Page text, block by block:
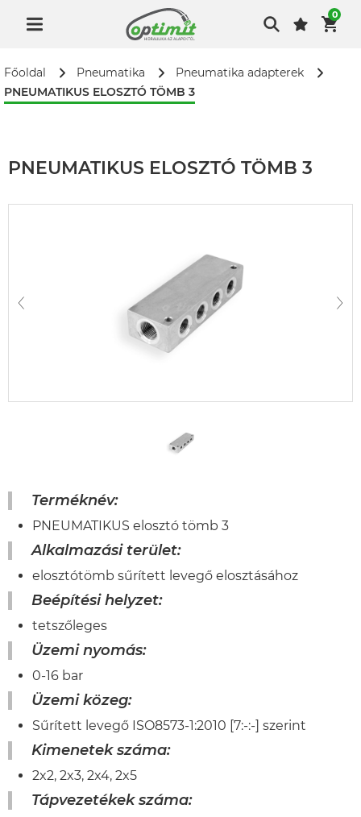
0
Főoldal Pneumatika
Pneumatika adapterek
PNEUMATIKUS ELOSZTÓ TÖMB 3
PNEUMATIKUS ELOSZTÓ TÖMB 3
Terméknév:
PNEUMATIKUS elosztó tömb 3
Alkalmazási terület:
elosztótömb sűrített levegő elosztásához
Beépítési helyzet:
tetszőleges
Üzemi nyomás:
0-16 bar
Üzemi közeg:
Sűrített levegő ISO8573-1:2010 [7:-:-] szerint
Kimenetek száma:
2x2, 2x3, 2x4, 2x5
Tápvezetékek száma: